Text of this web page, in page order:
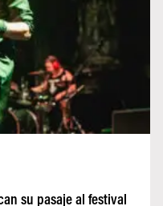
su pasaje al festival